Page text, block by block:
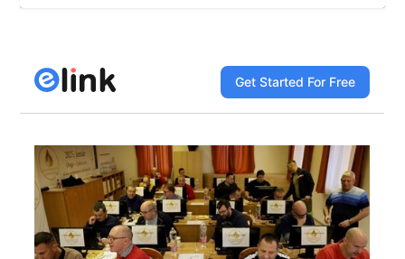
A HEGYKŐI 1 CSEPP PÁLINKAMANUFAKTÚRA
TÖBB, MINT EZER MINTÁT KÓSTOLTAK A
A JÓ PÁLINKA GAZDASÁGI ÉRTÉK
DÍJNYERTES PÁLINKA NINCS ALKOTÁS ÉS
A GYÜMÖLCS LEGJAVÁT ZÁRJÁK BE AZ